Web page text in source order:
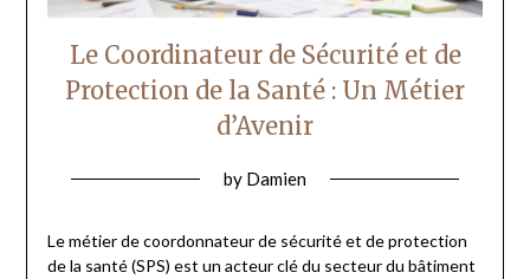
Le Coordinateur de Sécurité et de
Protection de la Santé : Un Métier
d’Avenir
by Damien
Le métier de coordonnateur de sécurité et de protection
de la santé (SPS) est un acteur clé du secteur du bâtiment